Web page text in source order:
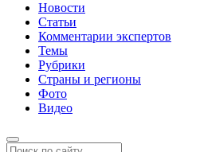
Новости
Статьи
Комментарии экспертов
Темы
Рубрики
Страны и регионы
Фото
Видео